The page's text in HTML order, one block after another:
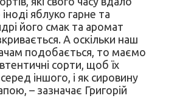
яблуко гарне та
його смак та аромат
А оскільки наш
подобається, то маємо
сорти, щоб їх
іншого, і як сировину
– зазначає Григорій